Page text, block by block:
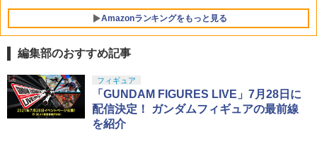
外装パーツ カスタム ライラクス 専用パ
ーツ
￥3,344
Amazonランキングをもっと見る
1
BANDAI SPIRITS(バンダイ スピリッツ)
30MS SIS-J00 メルンジャ[カラーA] 色
分け済みプラモデル
￥4,200
1
東京マルイ(TOKYO MARUI) No.25 コル
ト ガバメント HG 18歳以上エアーHOP
ハンドガン
￥3,384
1
LOCTITE(ロックタイト) シールはがし
プレミアム 220ml
￥962
編集部のおすすめ記事
フィギュア
「GUNDAM FIGURES LIVE」7月28日に
配信決定！ ガンダムフィギュアの最前線
を紹介